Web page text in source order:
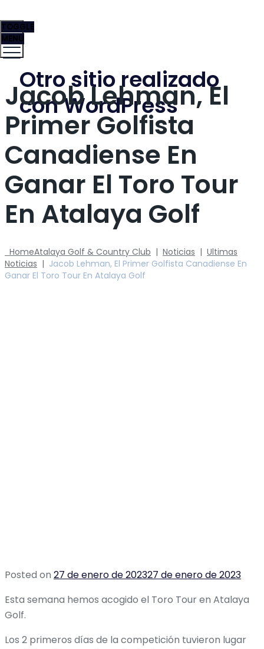
Otro sitio realizado
con WordPress
TOGGLE
MENU
Jacob Lehman, El
Primer Golfista
Canadiense En
Ganar El Toro Tour
En Atalaya Golf
HomeAtalaya Golf & Country Club | Noticias | Ultimas
Noticias | Jacob Lehman, El Primer Golfista Canadiense En
Ganar El Toro Tour En Atalaya Golf
Posted on 27 de enero de 202327 de enero de 2023
Esta semana hemos acogido el Toro Tour en Atalaya
Golf.
Los 2 primeros días de la competición tuvieron lugar